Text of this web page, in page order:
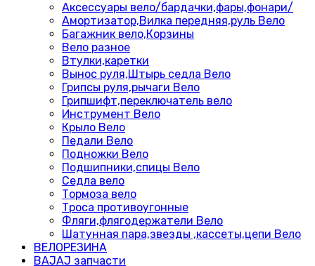
Аксессуары вело/бардачки,фары,фонари/
Амортизатор,Вилка передняя,руль Вело
Багажник вело,Корзины
Вело разное
Втулки,каретки
Вынос руля,Штырь седла Вело
Грипсы руля,рычаги Вело
Грипшифт,переключатель вело
Инструмент Вело
Крыло Вело
Педали Вело
Подножки Вело
Подшипники,спицы Вело
Седла вело
Тормоза вело
Троса противоугонные
Фляги,флягодержатели Вело
Шатунная пара,звезды ,кассеты,цепи Вело
ВЕЛОРЕЗИНА
BAJAJ запчасти